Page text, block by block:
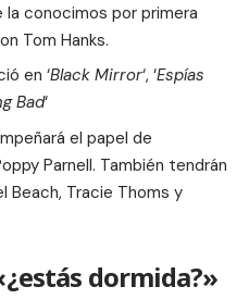
la conocimos por primera
Tom Hanks.
en ‘Black Mirror‘, ‘Espías
Bad‘
el papel de
Parnell. También tendrán
Beach, Tracie Thoms y
dormida?»